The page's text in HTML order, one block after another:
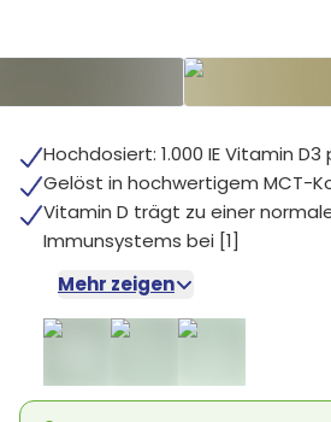
Hochdosiert: 1.000 IE Vitamin
Gelöst in hochwertigem MCT-
Vitamin D trägt zu einer
Immunsystems bei [1]
Mehr zeigen